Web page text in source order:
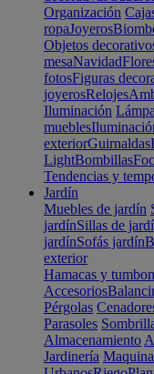
Organización
ropaJoyeros
Objetos
mesaNavidad
fotosFiguras
joyerosRelojes
Iluminación
muebles
exteriorGuirnaldas
LightBombillas
Tendencias y
Jardín
Muebles de jardín
jardínSillas de
jardínSofás jardín
exterior
Hamacas y
Accesorios
Pérgolas
Parasoles
Almacenamiento
Jardinería